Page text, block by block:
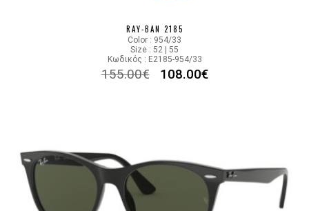
RAY-BAN 2185
Color : 954/33
Size : 52 | 55
Κωδικός : E2185-954/33
155.00€ 108.00€